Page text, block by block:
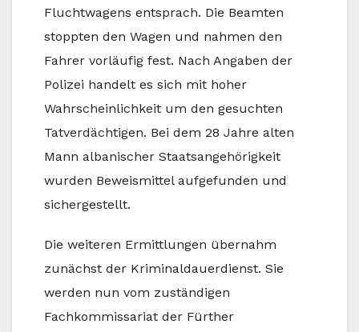
Fluchtwagens entsprach. Die Beamten
stoppten den Wagen und nahmen den
Fahrer vorläufig fest. Nach Angaben der
Polizei handelt es sich mit hoher
Wahrscheinlichkeit um den gesuchten
Tatverdächtigen. Bei dem 28 Jahre alten
Mann albanischer Staatsangehörigkeit
wurden Beweismittel aufgefunden und
sichergestellt.
Die weiteren Ermittlungen übernahm
zunächst der Kriminaldauerdienst. Sie
werden nun vom zuständigen
Fachkommissariat der Fürther